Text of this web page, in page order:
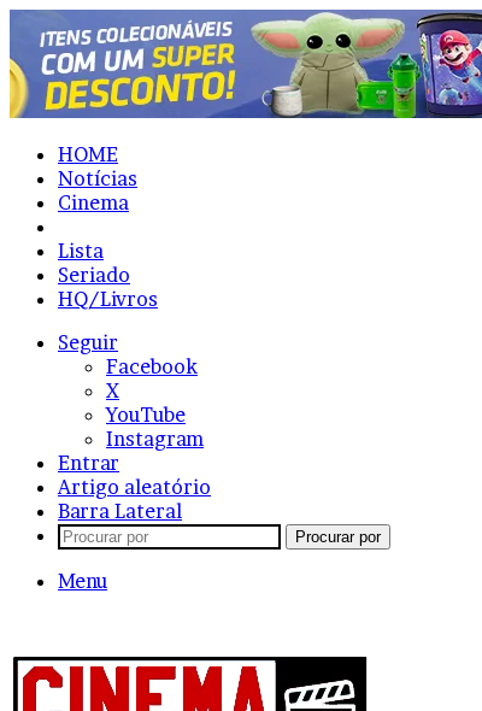
HOME
Notícias
Cinema
Lista
Seriado
HQ/Livros
Seguir
Facebook
X
YouTube
Instagram
Entrar
Artigo aleatório
Barra Lateral
Procurar por
Menu